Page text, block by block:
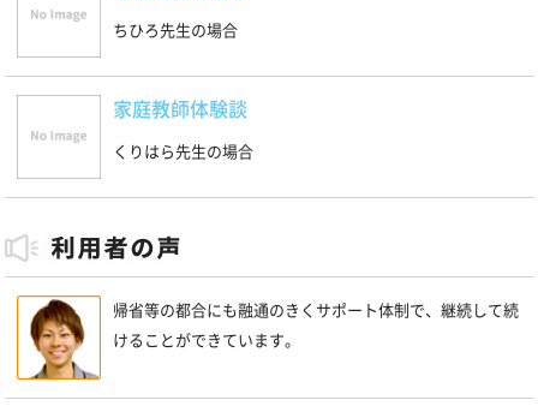
ちひろ先生の場合
家庭教師体験談
くりはら先生の場合
帰省等の都合にも融通のきくサポート体制で、継続して続
けることができています。